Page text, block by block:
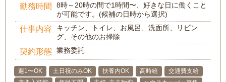
勤務時間
8時～20時の間で1時間〜、好きな日に働くこと
が可能です。(候補の日時から選択)
仕事内容
キッチン、トイレ、お風呂、洗面所、リビン
グ、その他のお掃除
契約形態 業務委託
週1〜OK 土日祝のみOK 扶養内OK 高時給
交通費支給